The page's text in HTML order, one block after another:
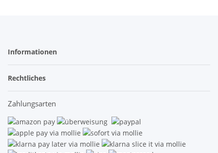
Informationen
Rechtliches
Zahlungsarten